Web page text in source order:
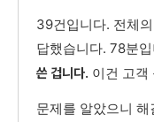
39건입니다. 전체
답했습니다. 78분
쓴 겁니다. 이건 고객
문제를 알았으니